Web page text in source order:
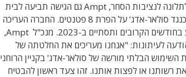
נוספות. במקביל לתלונה לנציבות הסחר, Ampt גם הגישה תביעה לבית
המשפט בדלוואר כנגד סולאר-אדג' על הפרת 8 פטנטים. החברה העריכה
שהחקירה תתבצע בחודשים הקרובים ותסתיים ב-2023. מנכ"ל Ampt,
לעיתונות: "אנחנו מעריכים את החלטתה של
השימוש הבלתי מורשה של סולאר-אדג' בקניין הרוחני
רשותנו או לפצות אותנו. זהו צעד ראשון להבטיח